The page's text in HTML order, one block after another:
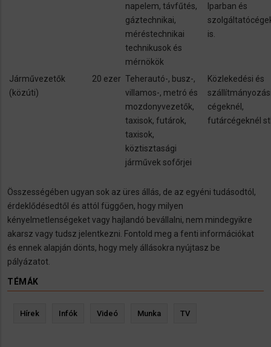
napelem, távfűtés,
gáztechnikai,
méréstechnikai
technikusok és
mérnökök
Iparban és
is.
Járművezetők
(közúti)
20 ezer Teherautó-, busz-,
villamos-, metró és
mozdonyvezetők,
taxisok, futárok,
taxisok,
köztisztasági
járművek sofőrjei
Közlekedési és
cégeknél,
futárcégeknél
Összességében ugyan sok az üres állás, de az egyéni tudásodtól,
érdeklődésedtől és attól függően, hogy milyen
kényelmetlenségeket vagy hajlandó bevállalni, nem mindegyikre
akarsz vagy tudsz jelentkezni. Fontold meg a fenti információkat
és ennek alapján dönts, hogy mely állásokra nyújtasz be
pályázatot.
TÉMÁK
Hírek Infók Videó Munka TV